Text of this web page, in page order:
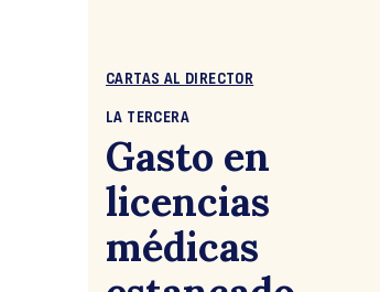
CARTAS AL DIRECTOR
LA TERCERA
Gasto en
licencias
médicas